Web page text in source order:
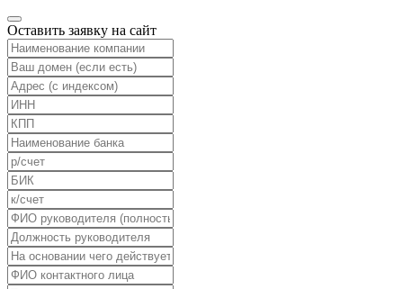
Оставить заявку на сайт